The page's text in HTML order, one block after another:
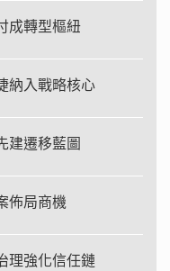
成轉型樞紐
納入戰略核心
建遷移藍圖
佈局商機
強化信任鏈